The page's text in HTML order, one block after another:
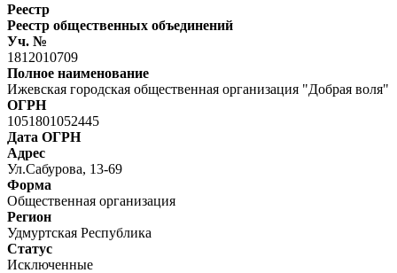
Реестр
Реестр общественных объединений
Уч. №
1812010709
Полное наименование
Ижевская городская общественная организация "Добрая воля"
ОГРН
1051801052445
Дата ОГРН
Адрес
Ул.Сабурова, 13-69
Форма
Общественная организация
Регион
Удмуртская Республика
Статус
Исключенные